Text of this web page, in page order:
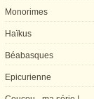
Monorimes
Haïkus
Béabasques
Epicurienne